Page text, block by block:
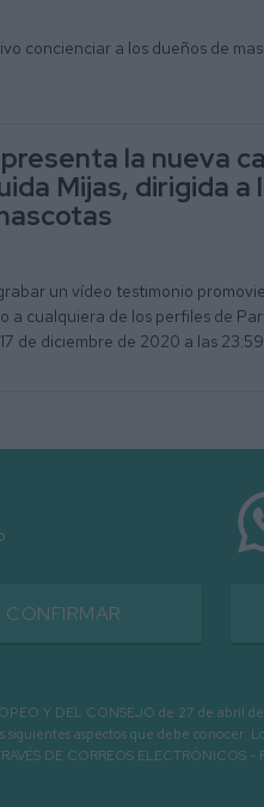
concienciar a los dueños de
la nueva
Mijas, dirigida a
un vídeo testimonio
a cualquiera de los perfiles de
de diciembre de 2020 a las
CONFIRMAR
Y DEL CONSEJO de 27 de abril
aspectos que debe
DE CORREOS